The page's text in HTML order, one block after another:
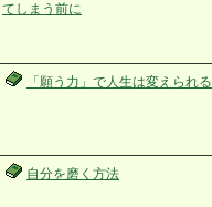
てしまう前に
「願う力」で人生は変えられる
自分を磨く方法